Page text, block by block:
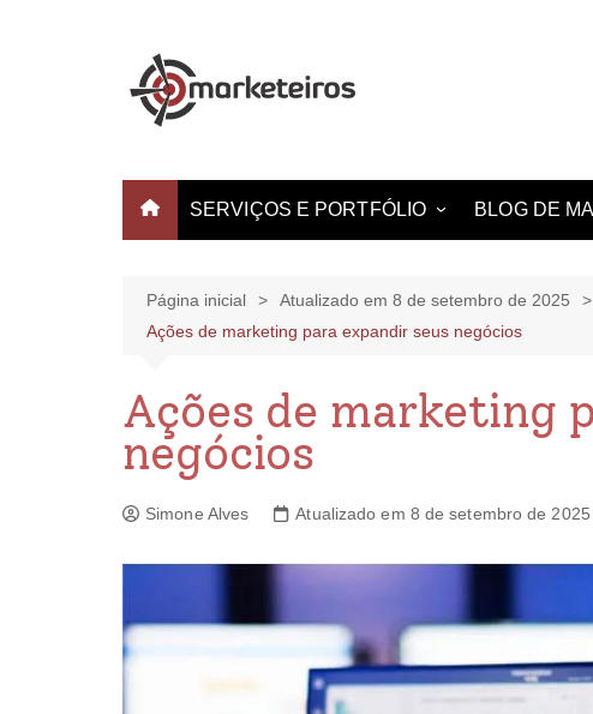
SERVIÇOS E PORTFÓLIO
Identidade Visual
Produção de Vídeo
BLOG DE
Página inicial Atualizado em 8 de setembro de 2025
Ações de marketing para expandir seus negócios
Ações de marketing
negócios
Simone Alves Atualizado em 8 de setembro de 2025